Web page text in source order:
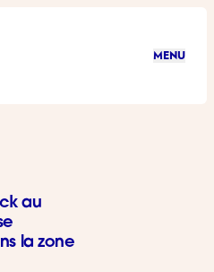
MENU
au cœur de la réponse
au
la zone